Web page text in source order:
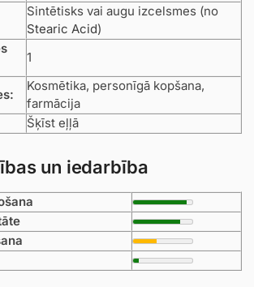
Sintētisks vai augu izcelsmes (no
Stearic Acid)
1
Kosmētika, personīgā kopšana,
farmācija
Šķīst eļļā
un iedarbība